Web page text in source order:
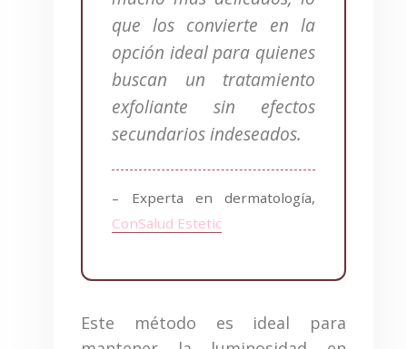
que los convierte en la
opción ideal para quienes
buscan un tratamiento
exfoliante sin efectos
secundarios indeseados.
– Experta en dermatología,
ConSalud Estetic
Este método es ideal para